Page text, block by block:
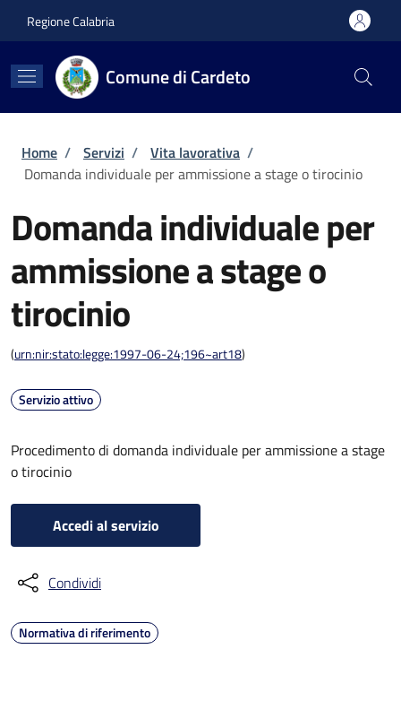
Regione Calabria
Comune di Cardeto
Briciole di pane
Home / Servizi / Vita lavorativa /
Domanda individuale per ammissione a stage o tirocinio
Domanda individuale per
ammissione a stage o
tirocinio
(urn:nir:stato:legge:1997-06-24;196~art18)
Servizio attivo
Procedimento di domanda individuale per ammissione a stage
o tirocinio
Accedi al servizio
Condividi
Normativa di riferimento